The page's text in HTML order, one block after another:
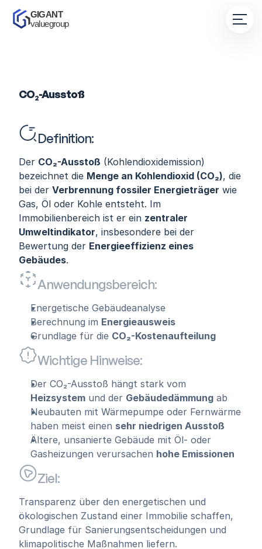
CO₂-Ausstoß
Definition:
Der CO₂-Ausstoß (Kohlendioxidemission)
bezeichnet die Menge an Kohlendioxid (CO₂), die
bei der Verbrennung fossiler Energieträger wie
Gas, Öl oder Kohle entsteht. Im
Immobilienbereich ist er ein zentraler
Umweltindikator, insbesondere bei der
Bewertung der Energieeffizienz eines
Gebäudes.
Anwendungsbereich:
Energetische Gebäudeanalyse
Berechnung im Energieausweis
Grundlage für die CO₂-Kostenaufteilung
Wichtige Hinweise:
Heizsystem und der Gebäudedämmung ab
Neubauten mit Wärmepumpe oder Fernwärme
haben meist einen sehr niedrigen Ausstoß
Ältere, unsanierte Gebäude mit Öl- oder
Gasheizungen verursachen hohe Emissionen
Ziel:
Transparenz über den energetischen und
ökologischen Zustand einer Immobilie schaffen,
Grundlage für Sanierungsentscheidungen und
klimapolitische Maßnahmen liefern.
GIGANT
valuegroup